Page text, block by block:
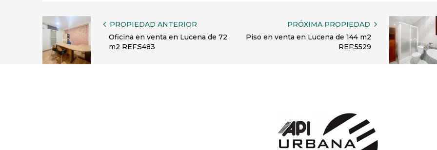
PROPIEDAD ANTERIOR
Oficina en venta en Lucena de 72
m2 REF:5483
PRÓXIMA PROPIEDAD
Piso en venta en Lucena de 144 m2
REF:5529